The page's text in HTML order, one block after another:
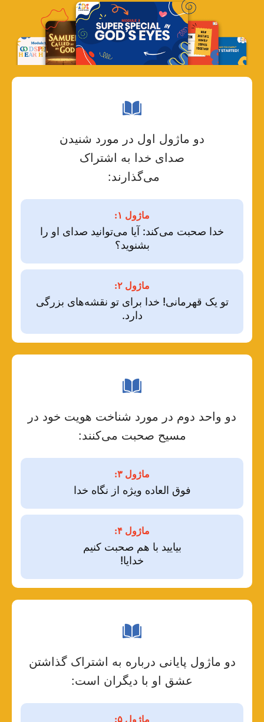
دو ماژول اول در مورد شنیدن
صدای خدا به اشتراک
می‌گذارند:
ماژول ۱:
خدا صحبت می‌کند: آیا می‌توانید صدای او را
بشنوید؟
ماژول ۲:
تو یک قهرمانی! خدا برای تو نقشه‌های بزرگی
دارد.
دو واحد دوم در مورد شناخت هویت خود در
مسیح صحبت می‌کنند:
ماژول ۳:
فوق العاده ویژه از نگاه خدا
ماژول ۴:
بیایید با هم صحبت کنیم
خدایا!
دو ماژول پایانی درباره به اشتراک گذاشتن
عشق او با دیگران است:
ماژول ۵: